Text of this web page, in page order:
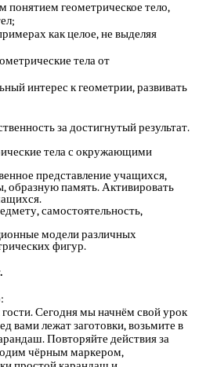
понятием геометрическое тело,
как целое, не выделяя
тела от
интерес к геометрии, развивать
за достигнутый результат.
тела с окружающими
представление учащихся,
образную память. Активировать
самостоятельность,
модели различных
фигур.
Сегодня мы начнём свой урок
вами лежат заготовки, возьмите в
Повторяйте действия за
чёрным маркером,